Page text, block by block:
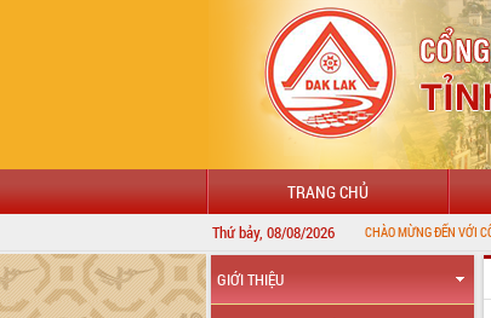
TRANG CHỦ
Thứ bảy, 08/08/2026
GIỚI THIỆU